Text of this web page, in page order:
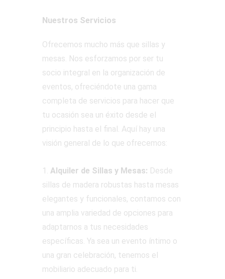
Nuestros Servicios
Ofrecemos mucho más que sillas y
mesas. Nos esforzamos por ser tu
socio integral en la organización de
eventos, ofreciéndote una gama
completa de servicios para hacer que
tu ocasión sea un éxito desde el
principio hasta el final. Aquí hay una
visión general de lo que ofrecemos:
1. Alquiler de Sillas y Mesas: Desde
sillas de madera robustas hasta mesas
elegantes y funcionales, contamos con
una amplia variedad de opciones para
adaptarnos a tus necesidades
específicas. Ya sea un evento íntimo o
una gran celebración, tenemos el
mobiliario adecuado para ti.